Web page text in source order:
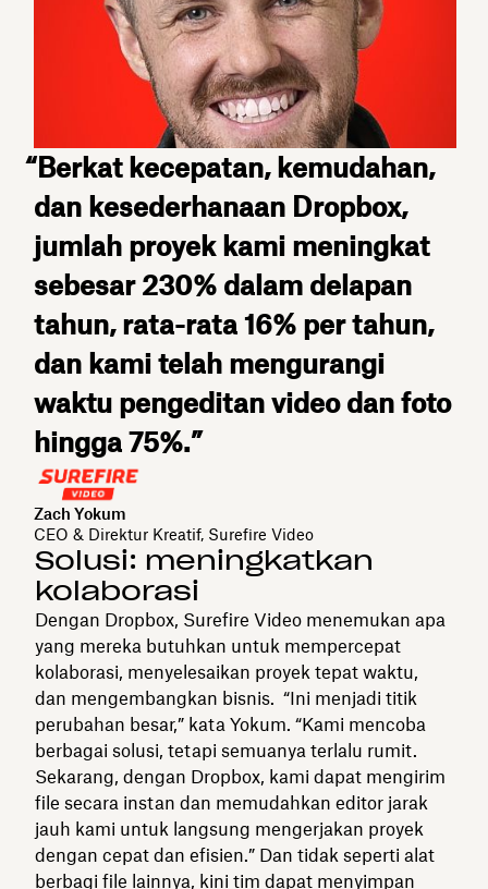
“Berkat kecepatan, kemudahan,
dan kesederhanaan Dropbox,
jumlah proyek kami meningkat
sebesar 230% dalam delapan
tahun, rata-rata 16% per tahun,
dan kami telah mengurangi
waktu pengeditan video dan foto
hingga 75%.”
Zach Yokum
CEO & Direktur Kreatif, Surefire Video
Solusi: meningkatkan
kolaborasi
Dengan Dropbox, Surefire Video menemukan apa
yang mereka butuhkan untuk mempercepat
kolaborasi, menyelesaikan proyek tepat waktu,
dan mengembangkan bisnis. “Ini menjadi titik
perubahan besar,” kata Yokum. “Kami mencoba
berbagai solusi, tetapi semuanya terlalu rumit.
Sekarang, dengan Dropbox, kami dapat mengirim
file secara instan dan memudahkan editor jarak
jauh kami untuk langsung mengerjakan proyek
dengan cepat dan efisien.” Dan tidak seperti alat
berbagi file lainnya, kini tim dapat menyimpan